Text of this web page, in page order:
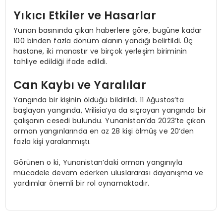
Yıkıcı Etkiler ve Hasarlar
Yunan basınında çıkan haberlere göre, bugüne kadar
100 binden fazla dönüm alanın yandığı belirtildi. Üç
hastane, iki manastır ve birçok yerleşim biriminin
tahliye edildiği ifade edildi.
Can Kaybı ve Yaralılar
Yangında bir kişinin öldüğü bildirildi. 11 Ağustos’ta
başlayan yangında, Vrilisia’ya da sıçrayan yangında bir
çalışanın cesedi bulundu. Yunanistan’da 2023’te çıkan
orman yangınlarında en az 28 kişi ölmüş ve 20’den
fazla kişi yaralanmıştı.
Görünen o ki, Yunanistan’daki orman yangınıyla
mücadele devam ederken uluslararası dayanışma ve
yardımlar önemli bir rol oynamaktadır.